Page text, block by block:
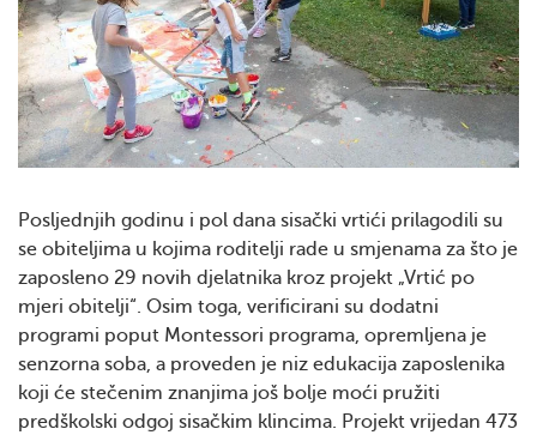
Posljednjih godinu i pol dana sisački vrtići prilagodili su
se obiteljima u kojima roditelji rade u smjenama za što je
zaposleno 29 novih djelatnika kroz projekt „Vrtić po
mjeri obitelji“. Osim toga, verificirani su dodatni
programi poput Montessori programa, opremljena je
senzorna soba, a proveden je niz edukacija zaposlenika
koji će stečenim znanjima još bolje moći pružiti
predškolski odgoj sisačkim klincima. Projekt vrijedan 473